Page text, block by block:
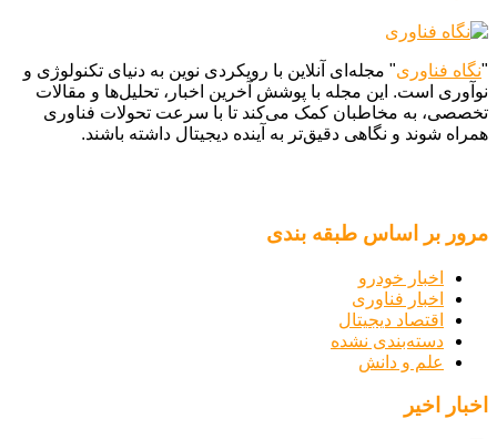
"نگاه فناوری" مجله‌ای آنلاین با رویکردی نوین به دنیای تکنولوژی و
نوآوری است. این مجله با پوشش آخرین اخبار، تحلیل‌ها و مقالات
تخصصی، به مخاطبان کمک می‌کند تا با سرعت تحولات فناوری
همراه شوند و نگاهی دقیق‌تر به آینده دیجیتال داشته باشند.
مرور بر اساس طبقه بندی
اخبار خودرو
اخبار فناوری
اقتصاد دیجیتال
دسته‌بندی نشده
علم و دانش
اخبار اخیر